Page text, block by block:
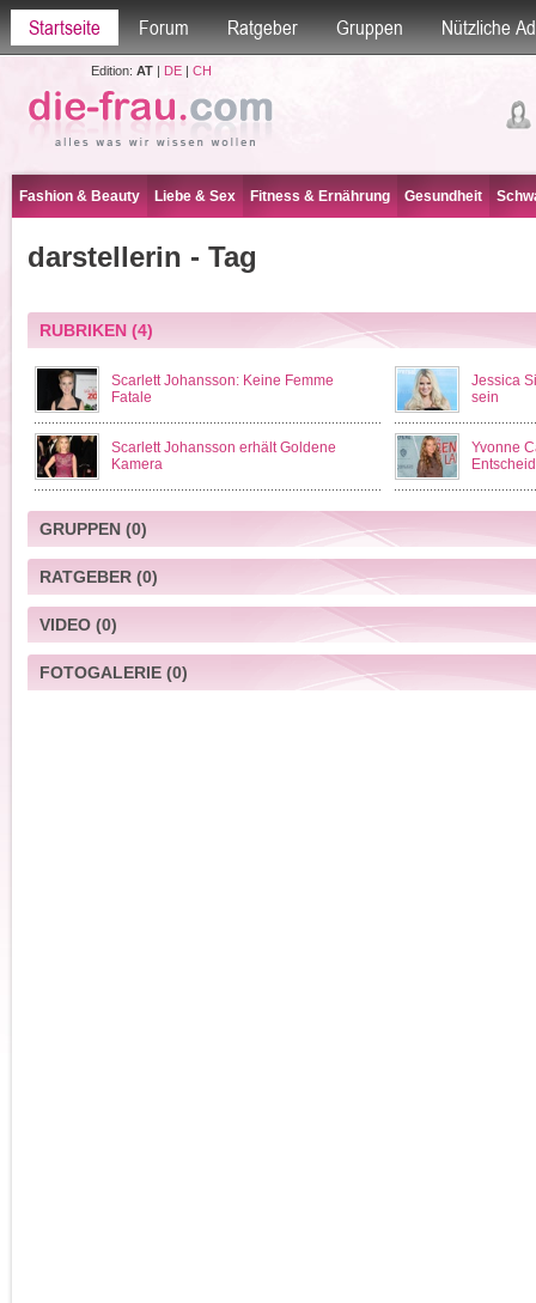
Startseite Forum Ratgeber Gruppen Nützliche
Edition: AT| DE| CH
Fashion & Beauty Liebe & Sex Fitness & Ernährung Gesundheit
darstellerin - Tag
RUBRIKEN(4)
Scarlett Johansson: Keine Femme
Fatale
Jessica
sein
Scarlett Johansson erhält Goldene
Kamera
Yvonne
GRUPPEN(0)
RATGEBER(0)
VIDEO(0)
FOTOGALERIE(0)